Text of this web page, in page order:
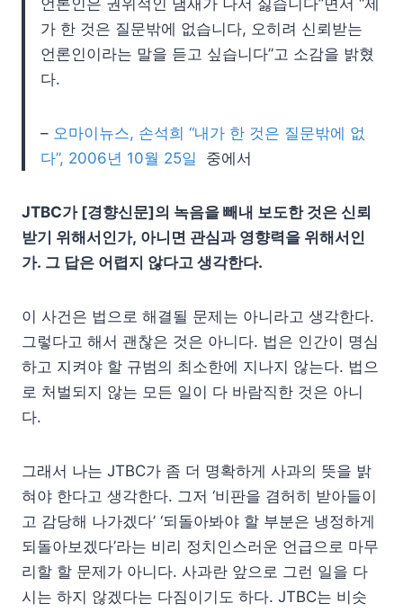
언론인은 권위적인 냄새가 나서 싫습니다”면서 “제
가 한 것은 질문밖에 없습니다, 오히려 신뢰받는
언론인이라는 말을 듣고 싶습니다”고 소감을 밝혔
다.
– 오마이뉴스, 손석희 “내가 한 것은 질문밖에 없
다”, 2006년 10월 25일
중에서
JTBC가 [경향신문]의 녹음을 빼내 보도한 것은 신뢰
받기 위해서인가, 아니면 관심과 영향력을 위해서인
가. 그 답은 어렵지 않다고 생각한다.
이 사건은 법으로 해결될 문제는 아니라고 생각한다.
그렇다고 해서 괜찮은 것은 아니다. 법은 인간이 명심
하고 지켜야 할 규범의 최소한에 지나지 않는다. 법으
로 처벌되지 않는 모든 일이 다 바람직한 것은 아니
다.
그래서 나는 JTBC가 좀 더 명확하게 사과의 뜻을 밝
혀야 한다고 생각한다. 그저 ‘비판을 겸허히 받아들이
고 감당해 나가겠다’ ‘되돌아봐야 할 부분은 냉정하게
되돌아보겠다’라는 비리 정치인스러운 언급으로 마무
리할 할 문제가 아니다. 사과란 앞으로 그런 일을 다
시는 하지 않겠다는 다짐이기도 하다. JTBC는 비슷